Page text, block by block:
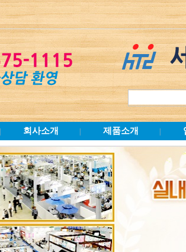
회사소개 제품소개